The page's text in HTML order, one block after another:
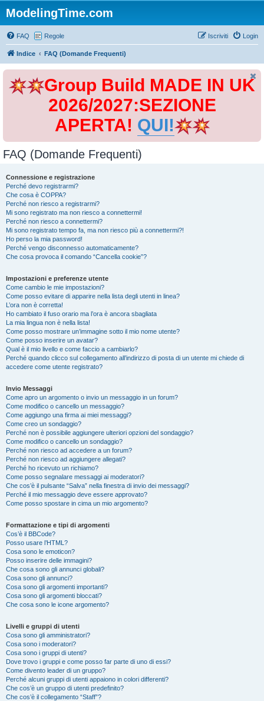
ModelingTime.com
FAQ Regole Login
Iscriviti
Indice FAQ (Domande Frequenti)
Group Build MADE IN UK
2026/2027:SEZIONE
APERTA! QUI!
FAQ (Domande Frequenti)
Connessione e registrazione
Perché devo registrarmi?
Che cosa è COPPA?
Perché non riesco a registrarmi?
Mi sono registrato ma non riesco a connettermi!
Perché non riesco a connettermi?
Mi sono registrato tempo fa, ma non riesco più a connettermi?!
Ho perso la mia password!
Perché vengo disconnesso automaticamente?
Che cosa provoca il comando “Cancella cookie”?
Impostazioni e preferenze utente
Come cambio le mie impostazioni?
Come posso evitare di apparire nella lista degli utenti in linea?
L’ora non è corretta!
Ho cambiato il fuso orario ma l’ora è ancora sbagliata
La mia lingua non è nella lista!
Come posso mostrare un’immagine sotto il mio nome utente?
Come posso inserire un avatar?
Qual è il mio livello e come faccio a cambiarlo?
Perché quando clicco sul collegamento all’indirizzo di posta di un utente mi chiede di
accedere come utente registrato?
Invio Messaggi
Come apro un argomento o invio un messaggio in un forum?
Come modifico o cancello un messaggio?
Come aggiungo una firma ai miei messaggi?
Come creo un sondaggio?
Perché non è possibile aggiungere ulteriori opzioni del sondaggio?
Come modifico o cancello un sondaggio?
Perché non riesco ad accedere a un forum?
Perché non riesco ad aggiungere allegati?
Perché ho ricevuto un richiamo?
Come posso segnalare messaggi ai moderatori?
Che cos’è il pulsante “Salva” nella finestra di invio dei messaggi?
Perché il mio messaggio deve essere approvato?
Come posso spostare in cima un mio argomento?
Formattazione e tipi di argomenti
Cos’è il BBCode?
Posso usare l’HTML?
Cosa sono le emoticon?
Posso inserire delle immagini?
Che cosa sono gli annunci globali?
Cosa sono gli annunci?
Cosa sono gli argomenti importanti?
Cosa sono gli argomenti bloccati?
Che cosa sono le icone argomento?
Livelli e gruppi di utenti
Cosa sono gli amministratori?
Cosa sono i moderatori?
Cosa sono i gruppi di utenti?
Dove trovo i gruppi e come posso far parte di uno di essi?
Come divento leader di un gruppo?
Perché alcuni gruppi di utenti appaiono in colori differenti?
Che cos’è un gruppo di utenti predefinito?
Che cos’è il collegamento “Staff”?